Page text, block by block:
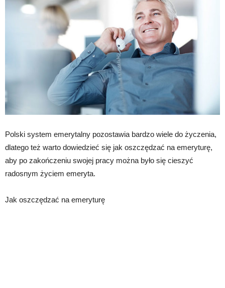
Polski system emerytalny pozostawia bardzo wiele do życzenia,
dlatego też warto dowiedzieć się jak oszczędzać na emeryturę,
aby po zakończeniu swojej pracy można było się cieszyć
radosnym życiem emeryta.
Jak oszczędzać na emeryturę